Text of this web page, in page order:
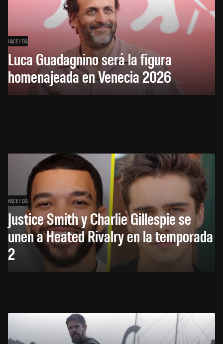
HACE 1 DÍA
Luca Guadagnino será la figura
homenajeada en Venecia 2026
HACE 1 DÍA
Justice Smith y Charlie Gillespie se
unen a Heated Rivalry en la temporada
2